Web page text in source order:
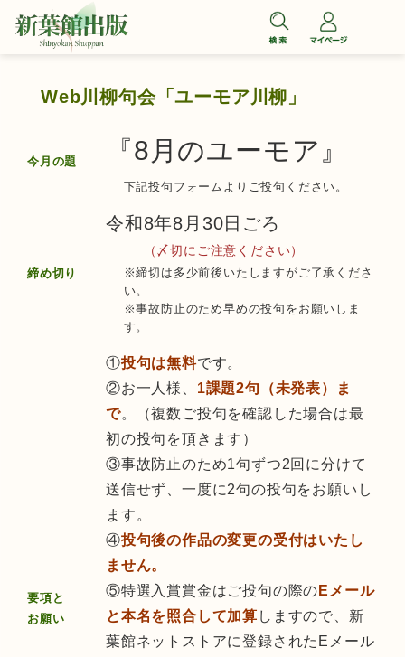
Web川柳句会「ユーモア川柳」
今月の題 『8月のユーモア』
下記投句フォームよりご投句ください。
締め切り
令和8年8月30日ごろ
（〆切にご注意ください）
※締切は多少前後いたしますがご了承くださ
い。
※事故防止のため早めの投句をお願いしま
す。
要項と
お願い
①投句は無料です。
②お一人様、 1課題2句（未発表）ま
で。（複数ご投句を確認した場合は最
初の投句を頂きます）
③事故防止のため1句ずつ2回に分けて
送信せず、一度に2句の投句をお願いし
ます。
④投句後の作品の変更の受付はいたし
ません。
⑤特選入賞賞金はご投句の際の Eメール
と本名を照合して加算 しますので、新
葉館ネットストアに登録されたEメール